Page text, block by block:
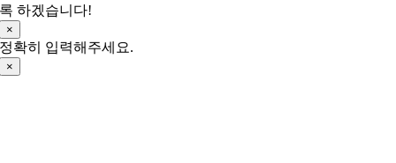
록 하겠습니다!
×
정확히 입력해주세요.
×